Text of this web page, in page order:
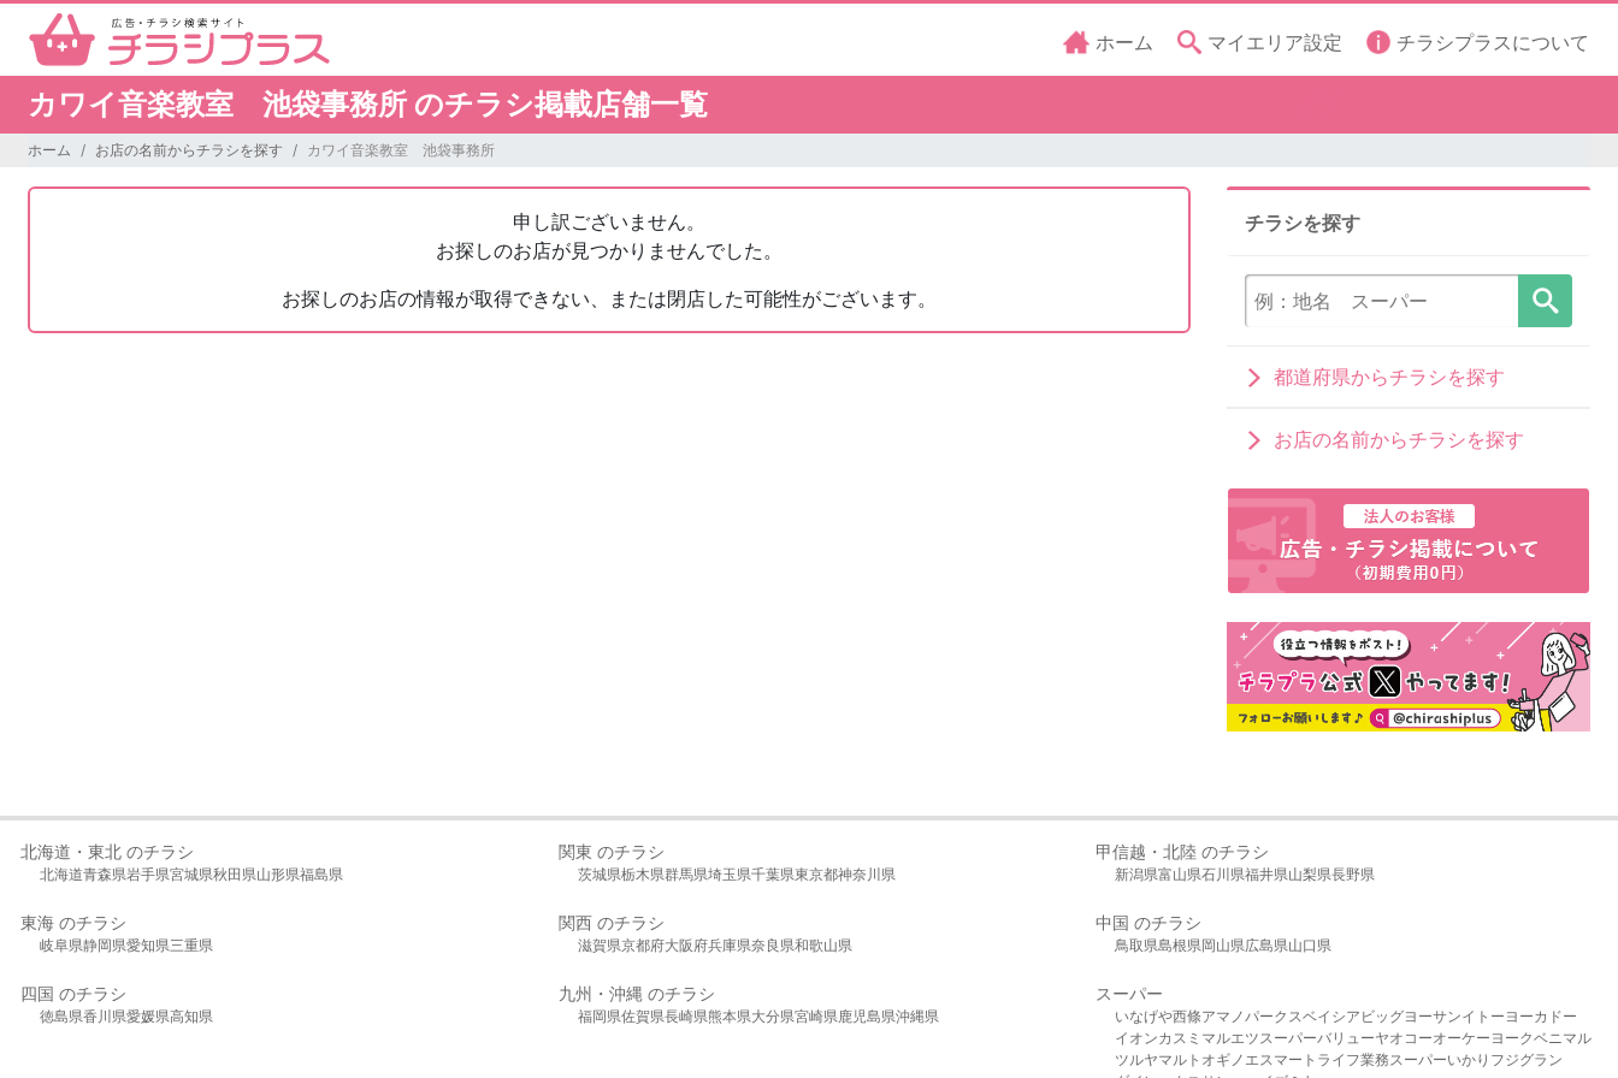
ホーム マイエリア設定 チラシプラスについて
カワイ音楽教室 池袋事務所 のチラシ掲載店舗一覧
ホーム お店の名前からチラシを探す カワイ音楽教室 池袋事務所
申し訳ございません。
お探しのお店が見つかりませんでした。
お探しのお店の情報が取得できない、または閉店した可能性がございます。
チラシを探す
都道府県からチラシを探す
お店の名前からチラシを探す
北海道・東北 のチラシ
北海道青森県岩手県宮城県秋田県山形県福島県
関東 のチラシ
茨城県栃木県群馬県埼玉県千葉県東京都神奈川県
甲信越・北陸 のチラシ
新潟県富山県石川県福井県山梨県長野県
東海 のチラシ
岐阜県静岡県愛知県三重県
関西 のチラシ
滋賀県京都府大阪府兵庫県奈良県和歌山県
中国 のチラシ
鳥取県島根県岡山県広島県山口県
四国 のチラシ
徳島県香川県愛媛県高知県
九州・沖縄 のチラシ
福岡県佐賀県長崎県熊本県大分県宮崎県 鹿児島県沖縄県
スーパー
いなげや西條アマノパークスベイシア ビッグヨーサンイトーヨーカドー
イオンカスミ マルエツ スーパーバリューヤオコーオーケー ヨークベニマル
ツルヤマルト オギノ エスマート ライフ業務スーパーいかり フジグラン